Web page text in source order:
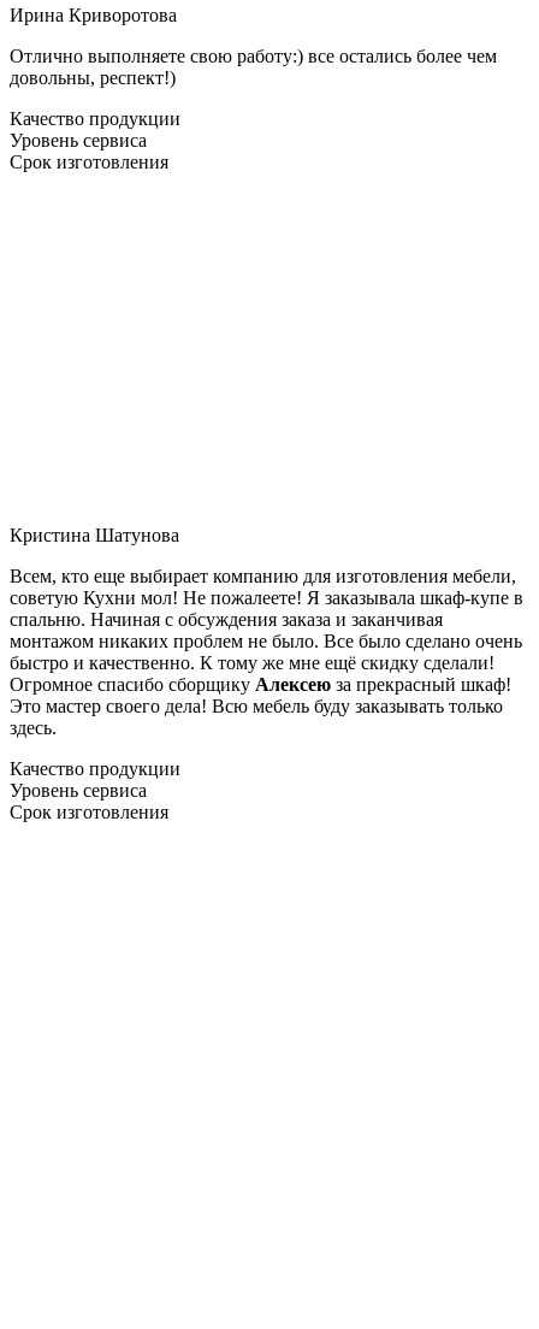
Ирина Криворотова
Отлично выполняете свою работу:) все остались более чем
довольны, респект!)
Качество продукции
Уровень сервиса
Срок изготовления
Кристина Шатунова
Всем, кто еще выбирает компанию для изготовления мебели,
советую Кухни мол! Не пожалеете! Я заказывала шкаф-купе в
спальню. Начиная с обсуждения заказа и заканчивая
монтажом никаких проблем не было. Все было сделано очень
быстро и качественно. К тому же мне ещё скидку сделали!
Огромное спасибо сборщику Алексею за прекрасный шкаф!
Это мастер своего дела! Всю мебель буду заказывать только
здесь.
Качество продукции
Уровень сервиса
Срок изготовления